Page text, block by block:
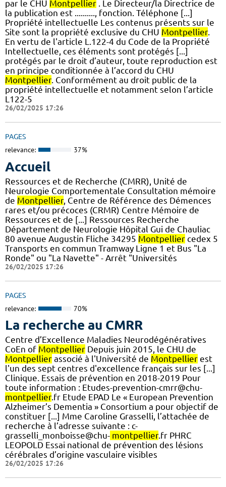
par le CHU Montpellier . Le Directeur/la Directrice de
la publication est .........., fonction. Téléphone [...]
Propriété intellectuelle Les contenus présents sur le
Site sont la propriété exclusive du CHU Montpellier.
En vertu de l'article L.122-4 du Code de la Propriété
Intellectuelle, ces éléments sont protégés [...]
protégés par le droit d’auteur, toute reproduction est
en principe conditionnée à l’accord du CHU
Montpellier. Conformément au droit public de la
propriété intellectuelle et notamment selon l’article
L122-5
26/02/2025 17:26
PAGES
relevance: 37%
Accueil
Ressources et de Recherche (CMRR), Unité de
Neurologie Comportementale Consultation mémoire
de Montpellier, Centre de Référence des Démences
rares et/ou précoces (CRMR) Centre Mémoire de
Ressources et de [...] Ressources Recherche
Département de Neurologie Hôpital Gui de Chauliac
80 avenue Augustin Fliche 34295 Montpellier cedex 5
Transports en commun Tramway Ligne 1 et Bus "La
Ronde" ou "La Navette" - Arrêt "Universités
26/02/2025 17:26
PAGES
relevance: 70%
La recherche au CMRR
Centre d’Excellence Maladies Neurodégénératives
CoEn of Montpellier Depuis juin 2015, le CHU de
Montpellier associé à l'Université de Montpellier est
l'un des sept centres d'excellence français sur les [...]
Clinique. Essais de prévention en 2018-2019 Pour
toute information : Etudes-prevention-cmrr@chu-
montpellier.fr Etude EPAD Le « European Prevention
Alzheimer’s Dementia » Consortium a pour objectif de
constituer [...] Mme Caroline Grasselli, l’attachée de
recherche à l’adresse suivante : c-
grasselli_monboisse@chu- montpellier.fr PHRC
LEOPOLD Essai national de prévention des lésions
cérébrales d’origine vasculaire visibles
26/02/2025 17:26